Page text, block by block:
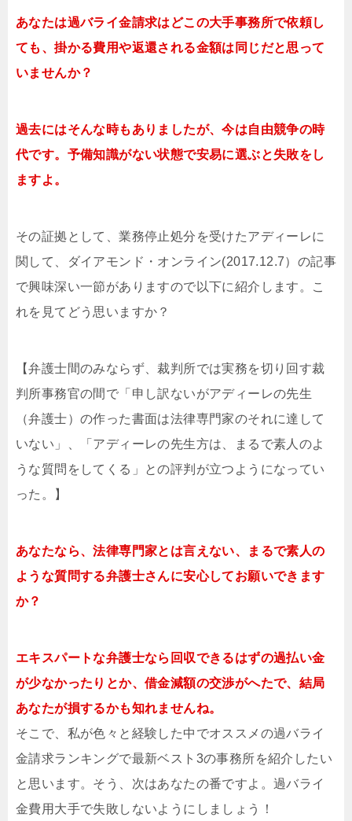
あなたは過バライ金請求はどこの大手事務所で依頼し
ても、掛かる費用や返還される金額は同じだと思って
いませんか？
過去にはそんな時もありましたが、今は自由競争の時
代です。予備知識がない状態で安易に選ぶと失敗をし
ますよ。
その証拠として、業務停止処分を受けたアディーレに
関して、ダイアモンド・オンライン(2017.12.7）の記事
で興味深い一節がありますので以下に紹介します。こ
れを見てどう思いますか？
【弁護士間のみならず、裁判所では実務を切り回す裁
判所事務官の間で「申し訳ないがアディーレの先生
（弁護士）の作った書面は法律専門家のそれに達して
いない」、「アディーレの先生方は、まるで素人のよ
うな質問をしてくる」との評判が立つようになってい
った。】
あなたなら、法律専門家とは言えない、まるで素人の
ような質問する弁護士さんに安心してお願いできます
か？
エキスパートな弁護士なら回収できるはずの過払い金
が少なかったりとか、借金減額の交渉がへたで、結局
あなたが損するかも知れませんね。
そこで、私が色々と経験した中でオススメの過バライ
金請求ランキングで最新ベスト3の事務所を紹介したい
と思います。そう、次はあなたの番ですよ。過バライ
金費用大手で失敗しないようにしましょう！